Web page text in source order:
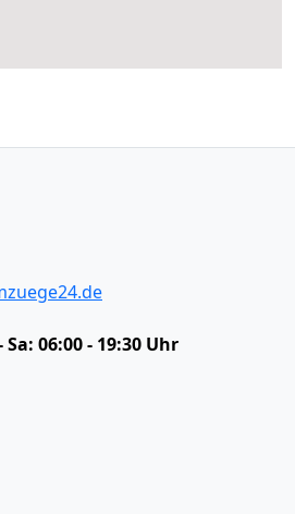
Sa: 06:00 - 19:30 Uhr